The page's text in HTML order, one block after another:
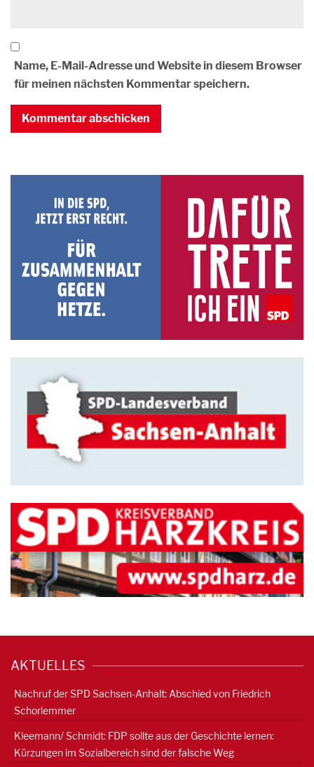
Name, E-Mail-Adresse und Website in diesem Browser
für meinen nächsten Kommentar speichern.
AKTUELLES
Nachruf der SPD Sachsen-Anhalt: Abschied von Friedrich
Schorlemmer
Kleemann/ Schmidt: FDP sollte aus der Geschichte lernen:
Kürzungen im Sozialbereich sind der falsche Weg